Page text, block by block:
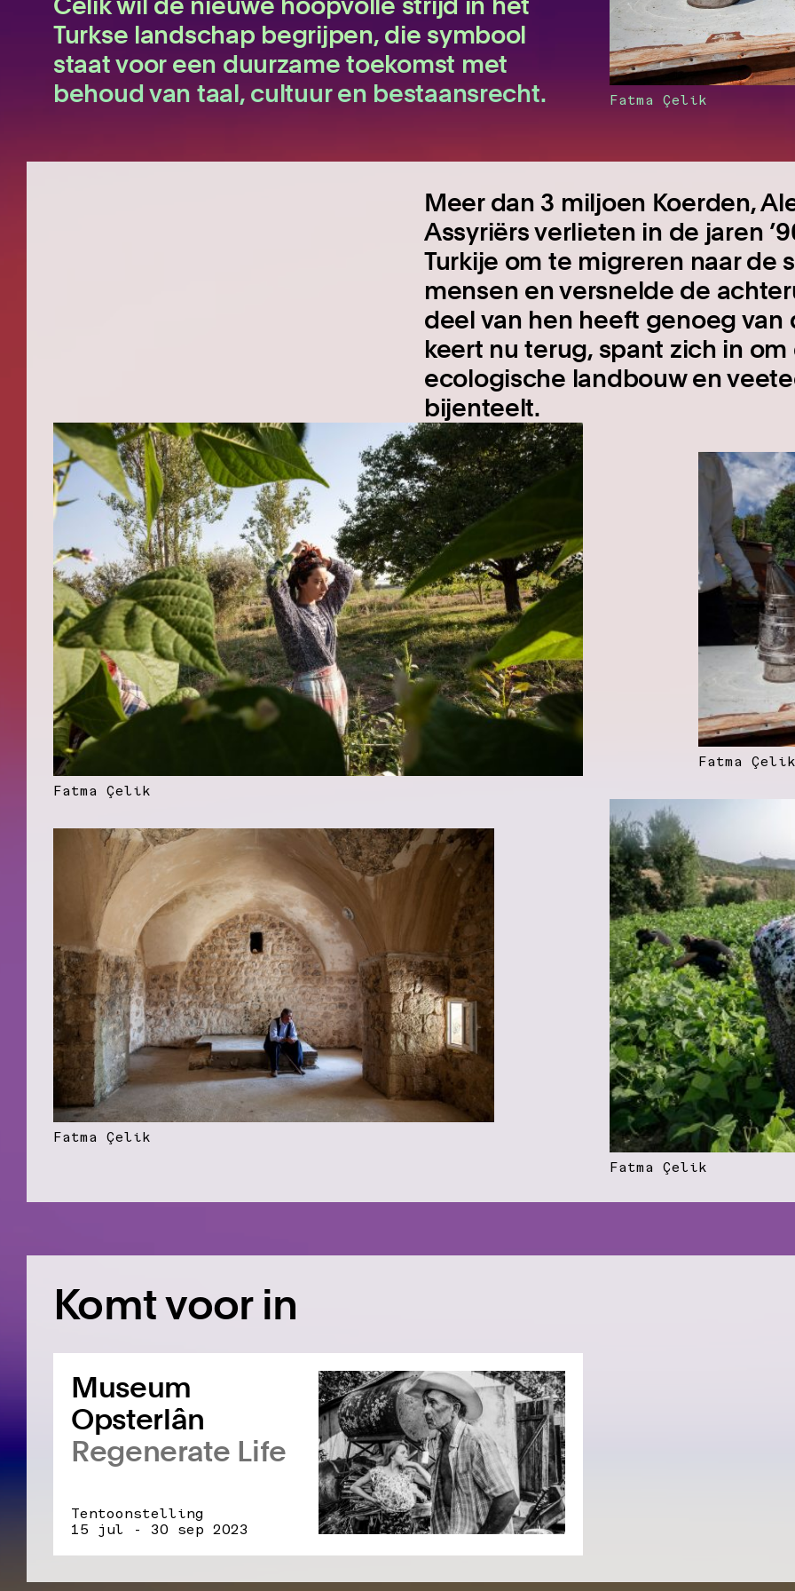
Turkse landschap begrijpen, die symbool
staat voor een duurzame toekomst met
behoud van taal, cultuur en bestaansrecht.
Fatma Çelik
Meer dan 3 miljoen Koerden,
Assyriërs verlieten in de jaren
Turkije om te migreren naar de
mensen en versnelde de
deel van hen heeft genoeg
keert nu terug, spant zich in
ecologische landbouw en
bijenteelt.
Fatma Çelik
Fatma Çelik
Fatma Çelik
Fatma Çelik
Komt voor in
Museum
Opsterlân
Regenerate Life
Tentoonstelling
15 jul - 30 sep 2023